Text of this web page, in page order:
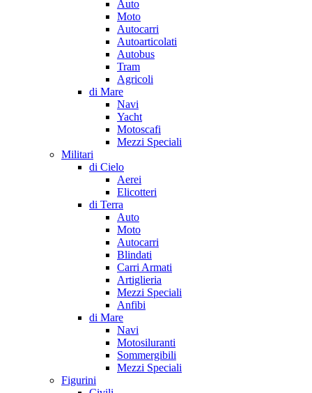
Auto
Moto
Autocarri
Autoarticolati
Autobus
Tram
Agricoli
di Mare
Navi
Yacht
Motoscafi
Mezzi Speciali
Militari
di Cielo
Aerei
Elicotteri
di Terra
Auto
Moto
Autocarri
Blindati
Carri Armati
Artiglieria
Mezzi Speciali
Anfibi
di Mare
Navi
Motosiluranti
Sommergibili
Mezzi Speciali
Figurini